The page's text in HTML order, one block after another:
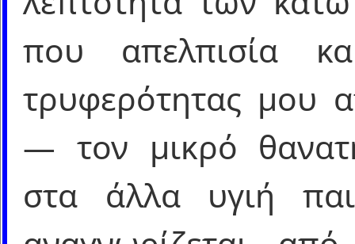
που απελπισία
τρυφερότητας μου
― τον μικρό
στα άλλα υγιή